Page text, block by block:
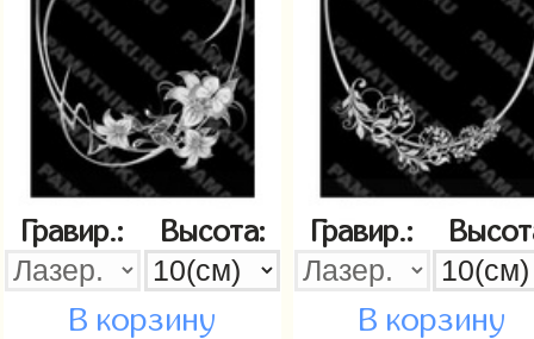
Гравир.: Высота:
В корзину
Гравир.:
В корзину